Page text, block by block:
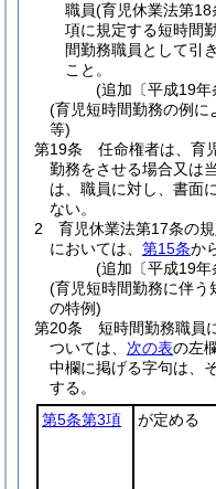
職員(育児休業法第18
項に規定する短時間
間勤務職員として引
こと。
(追加〔平成19年
(育児短時間勤務の例に
等)
第19条
任命権者は、育
勤務をさせる場合又は
は、職員に対し、書面
ない。
2
育児休業法第17条の
においては、 第15条か
(追加〔平成19年
(育児短時間勤務に伴う
の特例)
第20条
短時間勤務職員
ついては、 次の表の左
中欄に掲げる字句は、
する。
第5条第3項
が定める